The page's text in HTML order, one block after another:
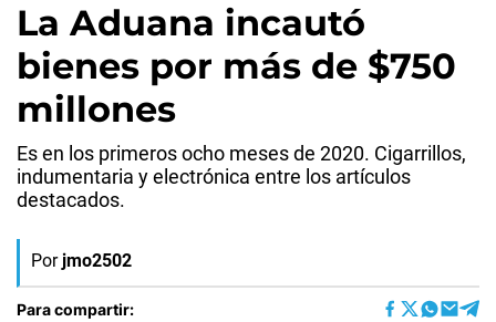
La Aduana incautó
bienes por más de $750
millones
Es en los primeros ocho meses de 2020. Cigarrillos,
indumentaria y electrónica entre los artículos
destacados.
Por jmo2502
Para compartir: